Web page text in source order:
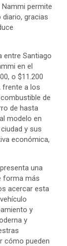
permite
gracias
entre Santiago
en el
o $11.200
frente a los
de
de hasta
modelo en
y sus
económica,
una
forma más
acercar esta
y
y
cómo pueden